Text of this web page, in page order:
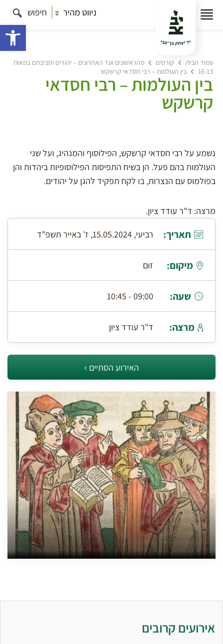
ניווט מהיר חיפוש
עמוד הבית קורסים
מהראשונים ועד האחרונים – יהודים וסביבתם במאות
16-13
בין העולמות – רבי חסדאי קרשקש
בין העולמות – רבי חסדאי
קרשקש
נשמע על רבי חסדאי קרשקש, הפילוסוף והמנהיג, ועל שני
העולמות בהם פעל. הן בשיח התפיסות הפילוסופיות ביהדות והן
בפולמוס עם הנצרות, בו לקח תפקיד להגן על יהודים.
מרצה: ד"ר עודד ציון.
תאריך: רביעי, 15.05.2024, ז' באייר תשפ"ד
מיקום: זום
שעה: 09:00 - 10:45
מרצה: ד"ר עודד ציון
האירוע הסתיים
אירועים קרובים